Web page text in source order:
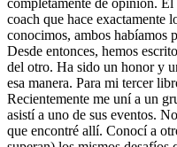
coach que hace exactamente
conocimos, ambos habíamos
Desde entonces, hemos
del otro. Ha sido un honor y
esa manera. Para mi tercer
Recientemente me uní a un
asistí a uno de sus eventos.
que encontré allí. Conocí a